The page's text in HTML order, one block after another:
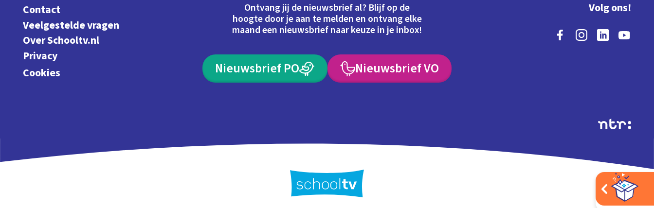
Contact
Veelgestelde vragen
Over Schooltv.nl
Privacy
Cookies
Ontvang jij de nieuwsbrief al? Blijf op de
hoogte door je aan te melden en ontvang elke
maand een nieuwsbrief naar keuze in je inbox!
Nieuwsbrief PO Nieuwsbrief VO
Volg ons!
Extra's